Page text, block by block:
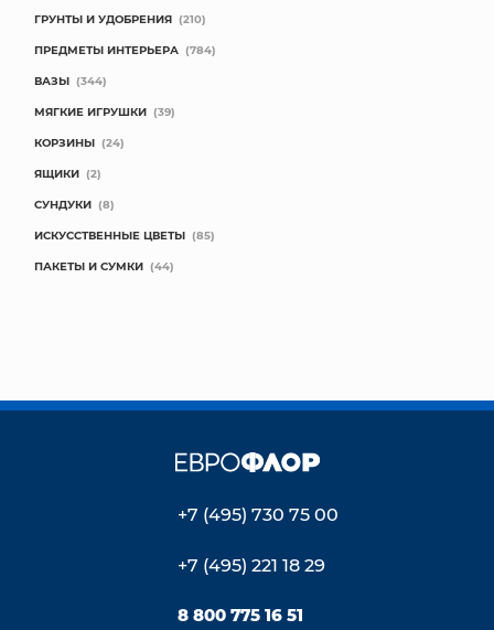
ГРУНТЫ И УДОБРЕНИЯ (210)
ПРЕДМЕТЫ ИНТЕРЬЕРА (784)
ВАЗЫ (344)
МЯГКИЕ ИГРУШКИ (39)
КОРЗИНЫ (24)
ЯЩИКИ (2)
СУНДУКИ (8)
ИСКУССТВЕННЫЕ ЦВЕТЫ (85)
ПАКЕТЫ И СУМКИ (44)
+7 (495) 730 75 00
+7 (495) 221 18 29
8 800 775 16 51